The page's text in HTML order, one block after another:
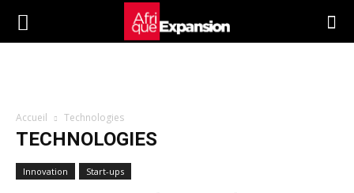
Accueil Technologies
TECHNOLOGIES
Innovation Start-ups